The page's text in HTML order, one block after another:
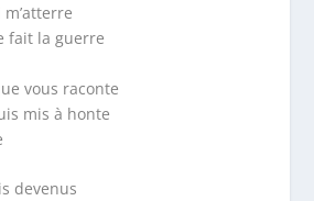
fait la guerre
vous raconte
mis à honte
devenus